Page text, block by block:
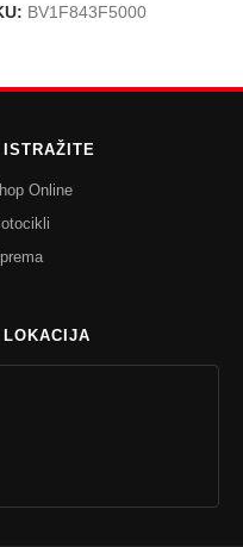
BV1F843F5000
ISTRAŽITE
Online
LOKACIJA